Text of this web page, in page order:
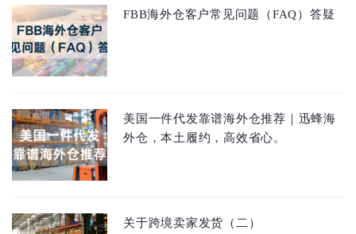
FBB海外仓客户常见问题（FAQ）答疑
美国一件代发靠谱海外仓推荐｜迅蜂海
外仓，本土履约，高效省心。
关于跨境卖家发货（二）